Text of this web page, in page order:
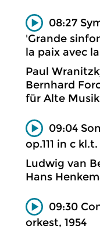
08:27
'Grande
la paix avec
Paul
Bernhard
für Alte
09:04
op.111 in c kl.t.
Ludwig van
Hans
09:30
orkest, 1954